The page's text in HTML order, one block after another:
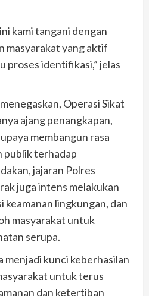
kami tangani dengan
masyarakat yang aktif
proses identifikasi,” jelas
Operasi Sikat
ajang penangkapan,
membangun rasa
publik terhadap
jajaran Polres
juga intens melakukan
keamanan lingkungan, dan
masyarakat untuk
serupa.
menjadi kunci keberhasilan
untuk terus
dan ketertiban